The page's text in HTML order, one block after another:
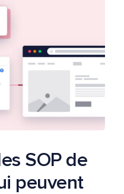
SOP de
peuvent